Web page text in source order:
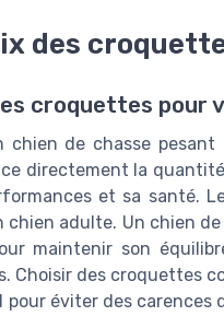
des
croquettes pour
chien de chasse
directement la
et sa santé.
adulte. Un chien
maintenir son
Choisir des croquettes
éviter des carences